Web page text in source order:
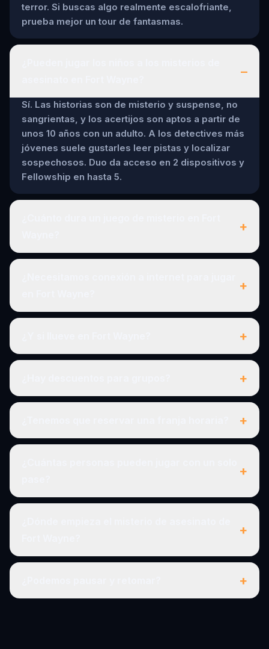
terror. Si buscas algo realmente escalofriante,
prueba mejor un tour de fantasmas.
–
Sí. Las historias son de misterio y suspense, no
sangrientas, y los acertijos son aptos a partir de
unos 10 años con un adulto. A los detectives más
jóvenes suele gustarles leer pistas y localizar
sospechosos. Duo da acceso en 2 dispositivos y
Fellowship en hasta 5.
+
+
+
+
+
+
+
+